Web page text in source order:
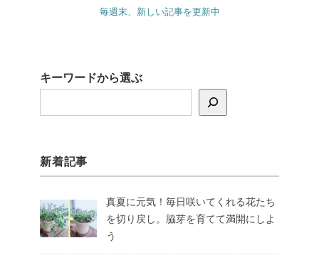
毎週末、新しい記事を更新中
キーワードから選ぶ
新着記事
真夏に元気！毎日咲いてくれる花たち
を切り戻し。脇芽を育てて満開にしよ
う